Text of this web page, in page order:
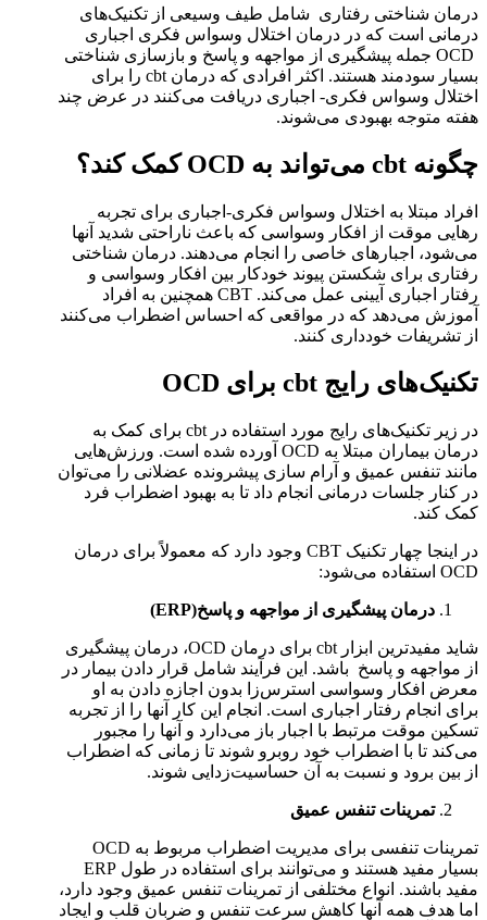
درمان شناختی رفتاری شامل طیف وسیعی از تکنیک‌های
درمانی است که در درمان اختلال وسواس فکری اجباری
OCD جمله پیشگیری از مواجهه و پاسخ و بازسازی شناختی
بسیار سودمند هستند. اکثر افرادی که درمان cbt را برای
اختلال وسواس فکری- اجباری دریافت می‌کنند در عرض چند
هفته متوجه بهبودی می‌شوند.
چگونه cbt می‌تواند به OCD کمک کند؟
افراد مبتلا به اختلال وسواس فکری-اجباری برای تجربه
رهایی موقت از افکار وسواسی که باعث ناراحتی شدید آنها
می‌شود، اجبارهای خاصی را انجام می‌دهند. درمان شناختی
رفتاری برای شکستن پیوند خودکار بین افکار وسواسی و
رفتار اجباری آیینی عمل می‌کند. CBT همچنین به افراد
آموزش می‌دهد که در مواقعی که احساس اضطراب می‌کنند
از تشریفات خودداری کنند.
تکنیک‌های رایج cbt برای OCD
در زیر تکنیک‌های رایج مورد استفاده در cbt برای کمک به
درمان بیماران مبتلا به OCD آورده شده است. ورزش‌هایی
مانند تنفس عمیق و آرام سازی پیشرونده عضلانی را می‌توان
در کنار جلسات درمانی انجام داد تا به بهبود اضطراب فرد
کمک کند.
در اینجا چهار تکنیک CBT وجود دارد که معمولاً برای درمان
OCD استفاده می‌شود:
درمان پیشگیری از مواجهه و پاسخ(ERP)
شاید مفیدترین ابزار cbt برای درمان OCD، درمان پیشگیری
از مواجهه و پاسخ باشد. این فرآیند شامل قرار دادن بیمار در
معرض افکار وسواسی استرس‌زا بدون اجازه دادن به او
برای انجام رفتار اجباری است. انجام این کار آنها را از تجربه
تسکین موقت مرتبط با اجبار باز می‌دارد و آنها را مجبور
می‌کند تا با اضطراب خود روبرو شوند تا زمانی که اضطراب
از بین برود و نسبت به آن حساسیت‌زدایی شوند.
تمرینات تنفس عمیق
تمرینات تنفسی برای مدیریت اضطراب مربوط به OCD
بسیار مفید هستند و می‌توانند برای استفاده در طول ERP
مفید باشند. انواع مختلفی از تمرینات تنفس عمیق وجود دارد،
اما هدف همه آنها کاهش سرعت تنفس و ضربان قلب و ایجاد